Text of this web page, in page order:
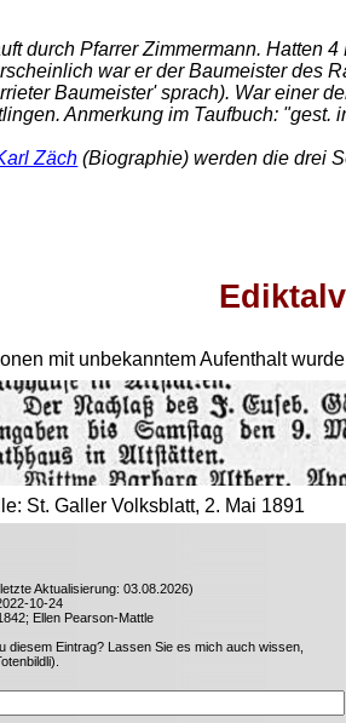
durch Pfarrer Zimmermann. Hatten
war er der Baumeister des
Baumeister' sprach). War einer
Anmerkung im Taufbuch: "gest.
Zäch (Biographie) werden die drei
mit unbekanntem Aufenthalt
St. Galler Volksblatt, 2. Mai 1891
Aktualisierung: 03.08.2026)
10-24
Ellen Pearson-Mattle
diesem Eintrag? Lassen Sie es mich auch wissen,